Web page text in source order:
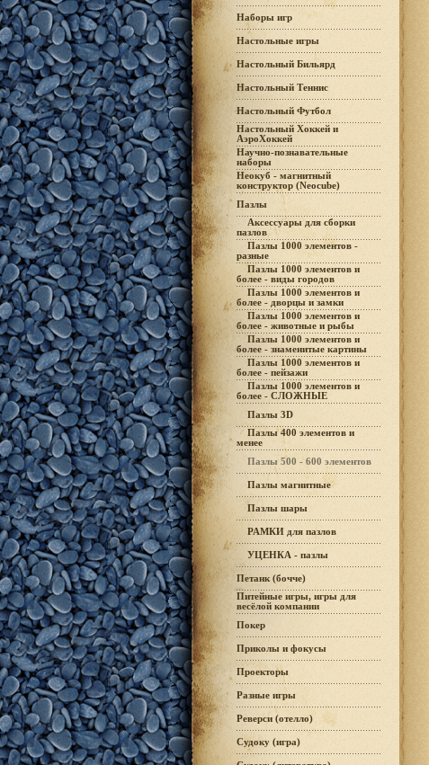
Наборы игр
Настольные игры
Настольный Бильярд
Настольный Теннис
Настольный Футбол
Настольный Хоккей и
АэроХоккей
Научно-познавательные
наборы
Неокуб - магнитный
конструктор (Neocube)
Пазлы
Аксессуары для сборки
пазлов
Пазлы 1000 элементов -
разные
Пазлы 1000 элементов и
более - виды городов
Пазлы 1000 элементов и
более - дворцы и замки
Пазлы 1000 элементов и
более - животные и рыбы
Пазлы 1000 элементов и
более - знаменитые картины
Пазлы 1000 элементов и
более - пейзажи
Пазлы 1000 элементов и
более - СЛОЖНЫЕ
Пазлы 3D
Пазлы 400 элементов и
менее
Пазлы 500 - 600 элементов
Пазлы магнитные
Пазлы шары
РАМКИ для пазлов
УЦЕНКА - пазлы
Петанк (бочче)
Питейные игры, игры для
весёлой компании
Покер
Приколы и фокусы
Проекторы
Разные игры
Реверси (отелло)
Судоку (игра)